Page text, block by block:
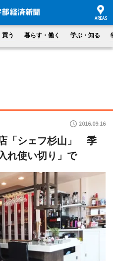
買う 暮らす・働く 学ぶ・知る
2016.09.16
「シェフ杉山」 季
れ使い切り」で